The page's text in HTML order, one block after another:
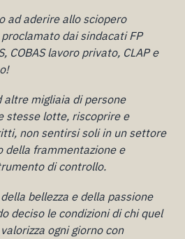
ad aderire allo sciopero
dai sindacati FP
COBAS lavoro privato, CLAP e
altre migliaia di persone
stesse lotte, riscoprire e
non sentirsi soli in un settore
della frammentazione e
di controllo.
bellezza e della passione
deciso le condizioni di chi quel
ogni giorno con